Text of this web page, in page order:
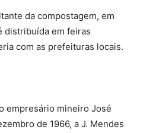
da compostagem, em
distribuída em feiras
com as prefeituras locais.
empresário mineiro José
de 1966, a J. Mendes